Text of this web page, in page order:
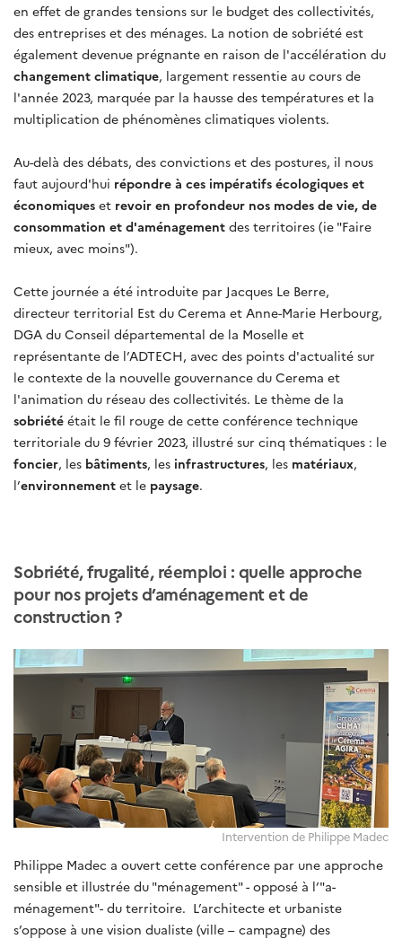
en effet de grandes tensions sur le budget des collectivités,
des entreprises et des ménages. La notion de sobriété est
également devenue prégnante en raison de l'accélération du
changement climatique, largement ressentie au cours de
l'année 2023, marquée par la hausse des températures et la
multiplication de phénomènes climatiques violents.
Au-delà des débats, des convictions et des postures, il nous
faut aujourd'hui répondre à ces impératifs écologiques et
économiques et revoir en profondeur nos modes de vie, de
consommation et d'aménagement des territoires (ie "Faire
mieux, avec moins").
Cette journée a été introduite par Jacques Le Berre,
directeur territorial Est du Cerema et Anne-Marie Herbourg,
DGA du Conseil départemental de la Moselle et
représentante de l’ADTECH, avec des points d'actualité sur
le contexte de la nouvelle gouvernance du Cerema et
l'animation du réseau des collectivités. Le thème de la
sobriété était le fil rouge de cette conférence technique
territoriale du 9 février 2023, illustré sur cinq thématiques : le
foncier, les bâtiments, les infrastructures, les matériaux,
l’environnement et le paysage.
Sobriété, frugalité, réemploi : quelle approche
pour nos projets d’aménagement et de
construction ?
Intervention de Philippe Madec
Philippe Madec a ouvert cette conférence par une approche
sensible et illustrée du "ménagement" - opposé à l’"a-
ménagement"- du territoire. L’architecte et urbaniste
s’oppose à une vision dualiste (ville – campagne) des